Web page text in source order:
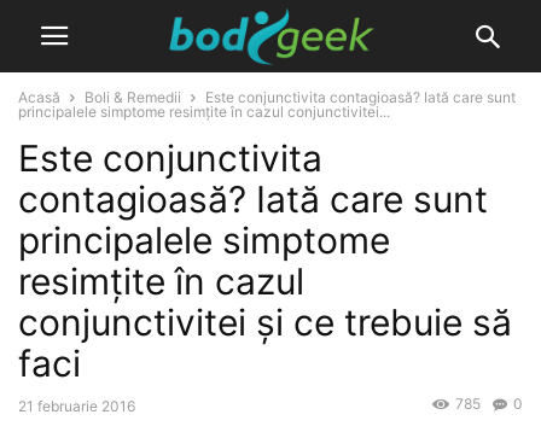
Acasă Boli & Remedii
Este conjunctivita contagioasă? Iată care sunt
principalele simptome resimțite în cazul conjunctivitei...
Este conjunctivita
contagioasă? Iată care sunt
principalele simptome
resimțite în cazul
conjunctivitei și ce trebuie să
faci
21 februarie 2016 0
785